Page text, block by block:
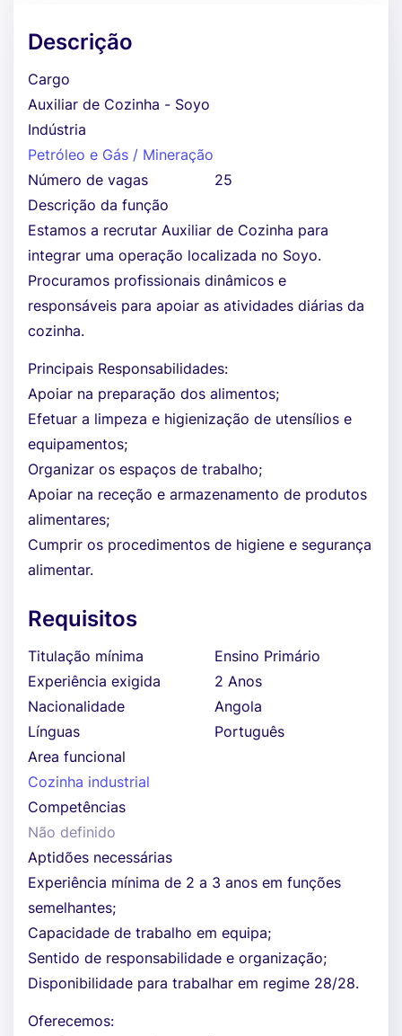
Descrição
Cargo
Auxiliar de Cozinha - Soyo
Indústria
Petróleo e Gás / Mineração
Número de vagas
25
Descrição da função
Estamos a recrutar Auxiliar de Cozinha para
integrar uma operação localizada no Soyo.
Procuramos profissionais dinâmicos e
responsáveis para apoiar as atividades diárias da
cozinha.
Principais Responsabilidades:
Apoiar na preparação dos alimentos;
Efetuar a limpeza e higienização de utensílios e
equipamentos;
Organizar os espaços de trabalho;
Apoiar na receção e armazenamento de produtos
alimentares;
Cumprir os procedimentos de higiene e segurança
alimentar.
Requisitos
Titulação mínima
Ensino Primário
Experiência exigida
2 Anos
Nacionalidade
Angola
Línguas
Português
Area funcional
Cozinha industrial
Competências
Não definido
Aptidões necessárias
Experiência mínima de 2 a 3 anos em funções
semelhantes;
Capacidade de trabalho em equipa;
Sentido de responsabilidade e organização;
Disponibilidade para trabalhar em regime 28/28.
Oferecemos: